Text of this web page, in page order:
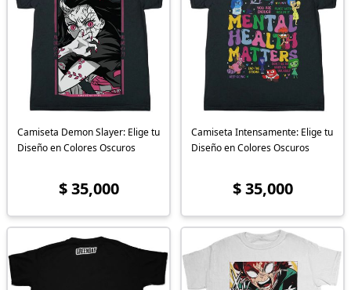
Camiseta Demon Slayer: Elige tu
Diseño en Colores Oscuros
$ 35,000
Camiseta Intensamente: Elige tu
Diseño en Colores Oscuros
$ 35,000